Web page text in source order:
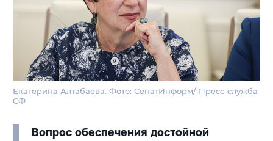
Екатерина Алтабаева. Фото: СенатИнформ/ Пресс-служба
СФ
Вопрос обеспечения достойной